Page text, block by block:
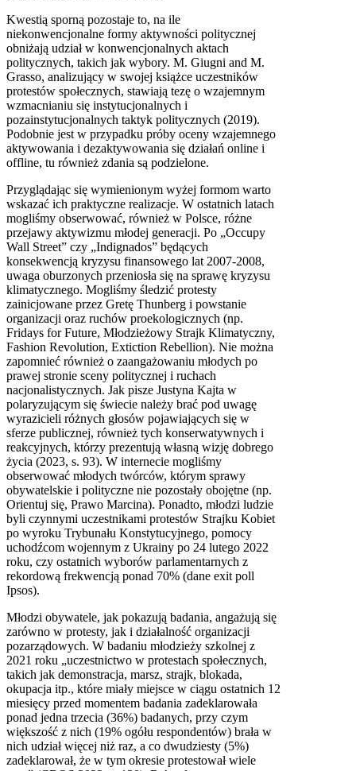
Kwestią sporną pozostaje to, na ile
niekonwencjonalne formy aktywności politycznej
obniżają udział w konwencjonalnych aktach
politycznych, takich jak wybory. M. Giugni and M.
Grasso, analizujący w swojej książce uczestników
protestów społecznych, stawiają tezę o wzajemnym
wzmacnianiu się instytucjonalnych i
pozainstytucjonalnych taktyk politycznych (2019).
Podobnie jest w przypadku próby oceny wzajemnego
aktywowania i dezaktywowania się działań online i
offline, tu również zdania są podzielone.
Przyglądając się wymienionym wyżej formom warto
wskazać ich praktyczne realizacje. W ostatnich latach
mogliśmy obserwować, również w Polsce, różne
przejawy aktywizmu młodej generacji. Po „Occupy
Wall Street” czy „Indignados” będących
konsekwencją kryzysu finansowego lat 2007-2008,
uwaga oburzonych przeniosła się na sprawę kryzysu
klimatycznego. Mogliśmy śledzić protesty
zainicjowane przez Gretę Thunberg i powstanie
organizacji oraz ruchów proekologicznych (np.
Fridays for Future, Młodzieżowy Strajk Klimatyczny,
Fashion Revolution, Extiction Rebellion). Nie można
zapomnieć również o zaangażowaniu młodych po
prawej stronie sceny politycznej i ruchach
nacjonalistycznych. Jak pisze Justyna Kajta w
polaryzującym się świecie należy brać pod uwagę
wyrazicieli różnych głosów pojawiających się w
sferze publicznej, również tych konserwatywnych i
reakcyjnych, którzy prezentują własną wizję dobrego
życia (2023, s. 93). W internecie mogliśmy
obserwować młodych twórców, którym sprawy
obywatelskie i polityczne nie pozostały obojętne (np.
Orientuj się, Prawo Marcina). Ponadto, młodzi ludzie
byli czynnymi uczestnikami protestów Strajku Kobiet
po wyroku Trybunału Konstytucyjnego, pomocy
uchodźcom wojennym z Ukrainy po 24 lutego 2022
roku, czy ostatnich wyborów parlamentarnych z
rekordową frekwencją ponad 70% (dane exit poll
Ipsos).
Młodzi obywatele, jak pokazują badania, angażują się
zarówno w protesty, jak i działalność organizacji
pozarządowych. W badaniu młodzieży szkolnej z
2021 roku „uczestnictwo w protestach społecznych,
takich jak demonstracja, marsz, strajk, blokada,
okupacja itp., które miały miejsce w ciągu ostatnich 12
miesięcy przed momentem badania zadeklarowała
ponad jedna trzecia (36%) badanych, przy czym
większość z nich (19% ogółu respondentów) brała w
nich udział więcej niż raz, a co dwudziesty (5%)
zadeklarował, że w tym okresie protestował wiele